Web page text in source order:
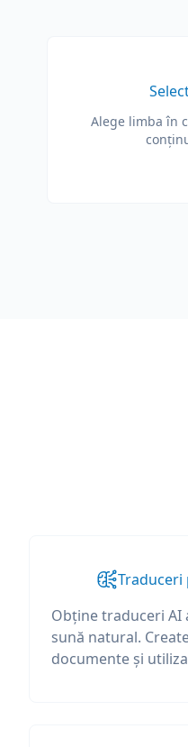
Alege limba în
Traduceri
Obține traduceri AI
sună natural.
documente și